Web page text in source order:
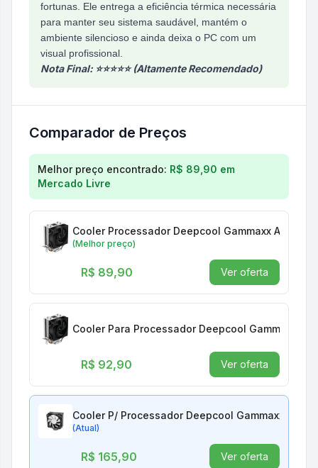
fortunas. Ele entrega a eficiência térmica necessária
para manter seu sistema saudável, mantém o
ambiente silencioso e ainda deixa o PC com um
visual profissional.
Nota Final: ⭐⭐⭐⭐⭐ (Altamente Recomendado)
Comparador de Preços
Comparação de preços para Cooler P/
Melhor preço encontrado: R$ 89,90 em
Mercado Livre
Cooler Processador Deepcool Gammaxx Ag200
(Melhor preço)
R$ 89,90 Ver oferta
Cooler Para Processador Deepcool Gammaxx
R$ 92,90 Ver oferta
Cooler P/ Processador Deepcool Gammaxx Gte
(Atual)
R$ 165,90 Ver oferta